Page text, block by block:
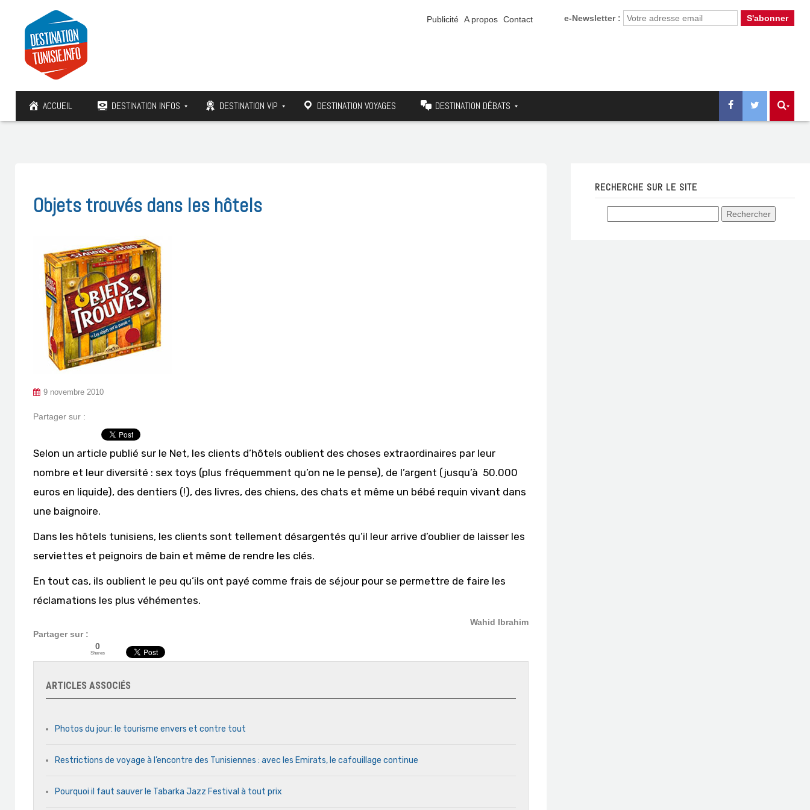
e-Newsletter :
Publicité A propos Contact
ACCUEIL DESTINATION INFOS DESTINATION VIP DESTINATION VOYAGES DESTINATION DÉBATS
Objets trouvés dans les hôtels
9 novembre 2010
Partager sur :
Selon un article publié sur le Net, les clients d’hôtels oublient des choses extraordinaires par leur
nombre et leur diversité : sex toys (plus fréquemment qu’on ne le pense), de l’argent (jusqu’à 50.000
euros en liquide), des dentiers (!), des livres, des chiens, des chats et même un bébé requin vivant dans
une baignoire.
Dans les hôtels tunisiens, les clients sont tellement désargentés qu’il leur arrive d’oublier de laisser les
serviettes et peignoirs de bain et même de rendre les clés.
En tout cas, ils oublient le peu qu’ils ont payé comme frais de séjour pour se permettre de faire les
réclamations les plus véhémentes.
Wahid Ibrahim
Partager sur :
0
Shares
ARTICLES ASSOCIÉS
Photos du jour: le tourisme envers et contre tout
Restrictions de voyage à l’encontre des Tunisiennes : avec les Emirats, le cafouillage continue
Pourquoi il faut sauver le Tabarka Jazz Festival à tout prix
RECHERCHE SUR LE SITE